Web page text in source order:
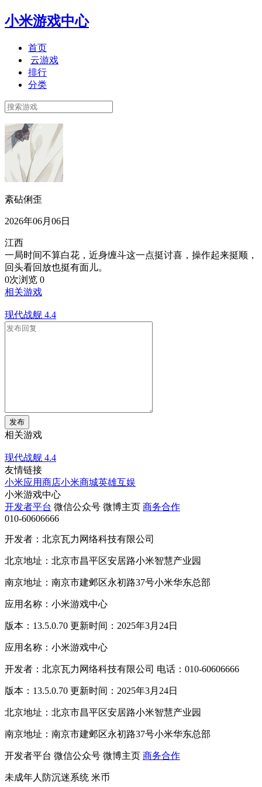
小米游戏中心
首页
云游戏
排行
分类
紊砧俐歪
2026年06月06日
江西
一局时间不算白花，近身缠斗这一点挺讨喜，操作起来挺顺，
回头看回放也挺有面儿。
0次浏览 0
相关游戏
现代战舰 4.4
发布
相关游戏
现代战舰 4.4
友情链接
小米应用商店小米商城英雄互娱
小米游戏中心
开发者平台 微信公众号 微博主页 商务合作
010-60606666
开发者：北京瓦力网络科技有限公司
北京地址：北京市昌平区安居路小米智慧产业园
南京地址：南京市建邺区永初路37号小米华东总部
应用名称：小米游戏中心
版本：13.5.0.70 更新时间：2025年3月24日
应用名称：小米游戏中心
开发者：北京瓦力网络科技有限公司 电话：010-60606666
版本：13.5.0.70 更新时间：2025年3月24日
北京地址：北京市昌平区安居路小米智慧产业园
南京地址：南京市建邺区永初路37号小米华东总部
开发者平台 微信公众号 微博主页 商务合作
未成年人防沉迷系统 米币